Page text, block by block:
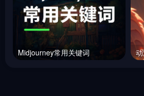
Midjourney常用关键词